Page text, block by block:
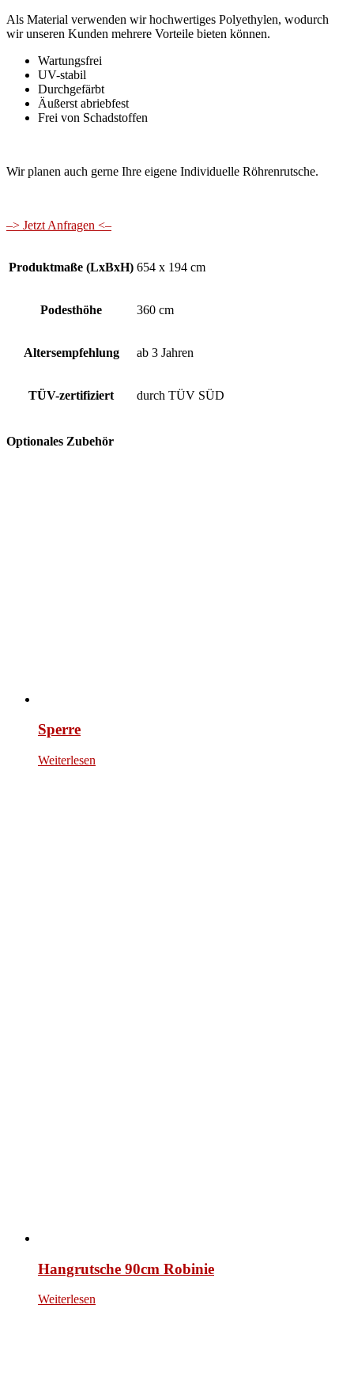
Als Material verwenden wir hochwertiges Polyethylen, wodurch
wir unseren Kunden mehrere Vorteile bieten können.
Wartungsfrei
UV-stabil
Durchgefärbt
Äußerst abriebfest
Frei von Schadstoffen
Wir planen auch gerne Ihre eigene Individuelle Röhrenrutsche.
–> Jetzt Anfragen <–
Produktmaße (LxBxH) 654 x 194 cm
Podesthöhe 360 cm
Altersempfehlung ab 3 Jahren
TÜV-zertifiziert durch TÜV SÜD
Optionales Zubehör
Sperre
Weiterlesen
Hangrutsche 90cm Robinie
Weiterlesen